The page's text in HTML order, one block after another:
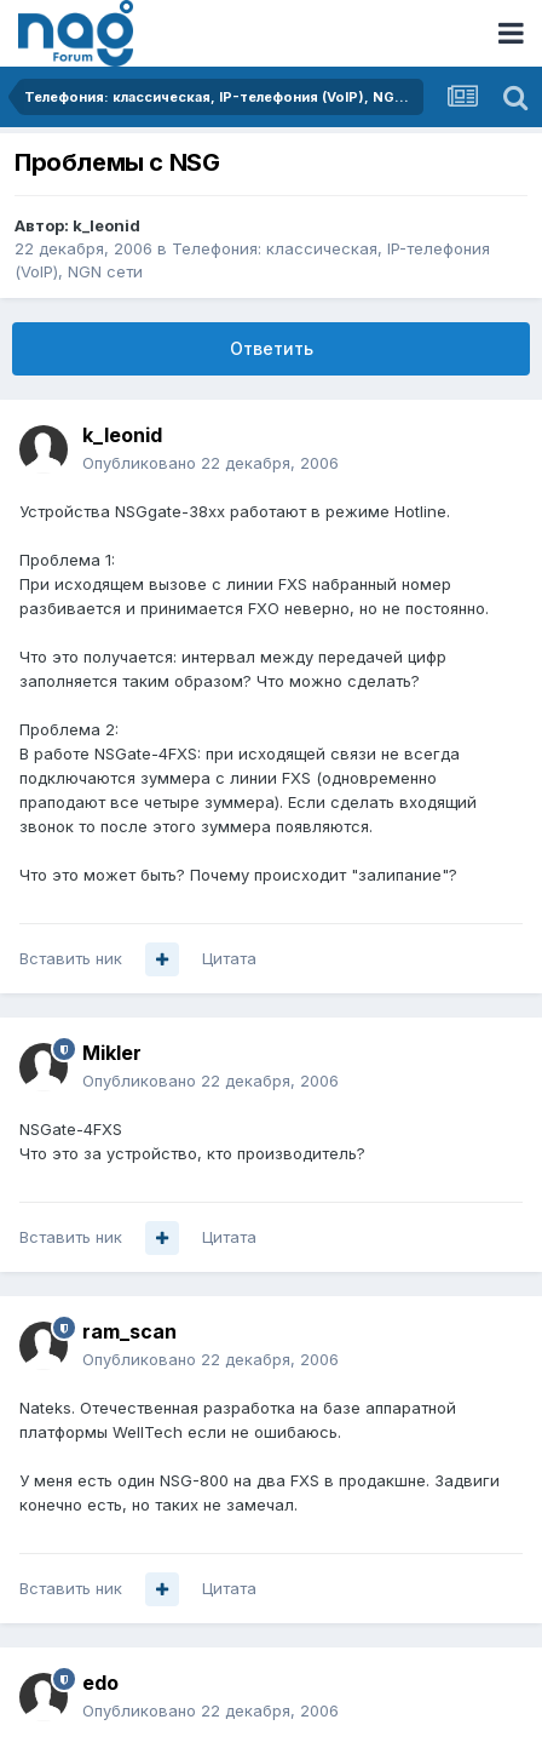
Телефония: классическая, IP-телефония (VoIP), NGN сети
Проблемы с NSG
Автор: k_leonid
22 декабря, 2006 в Телефония: классическая, IP-телефония
(VoIP), NGN сети
Ответить
k_leonid
Опубликовано 22 декабря, 2006
Устройства NSGgate-38xx работают в режиме Hotline.
Проблема 1:
При исходящем вызове с линии FXS набранный номер
разбивается и принимается FXO неверно, но не постоянно.
Что это получается: интервал между передачей цифр
заполняется таким образом? Что можно сделать?
Проблема 2:
В работе NSGate-4FXS: при исходящей связи не всегда
подключаются зуммера с линии FXS (одновременно
праподают все четыре зуммера). Если сделать входящий
звонок то после этого зуммера появляются.
Что это может быть? Почему происходит "залипание"?
Вставить ник Цитата
Mikler
Опубликовано 22 декабря, 2006
NSGate-4FXS
Что это за устройство, кто производитель?
Вставить ник Цитата
ram_scan
Опубликовано 22 декабря, 2006
Nateks. Отечественная разработка на базе аппаратной
платформы WellTech если не ошибаюсь.
У меня есть один NSG-800 на два FXS в продакшне. Задвиги
конечно есть, но таких не замечал.
Вставить ник Цитата
edo
Опубликовано 22 декабря, 2006